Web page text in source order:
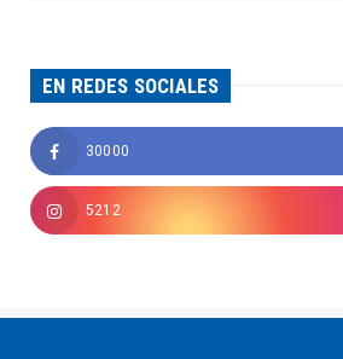
EN REDES SOCIALES
30000
5212